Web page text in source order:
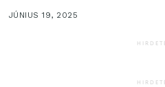
egészségesebbek, ha...
JÚNIUS 19, 2025